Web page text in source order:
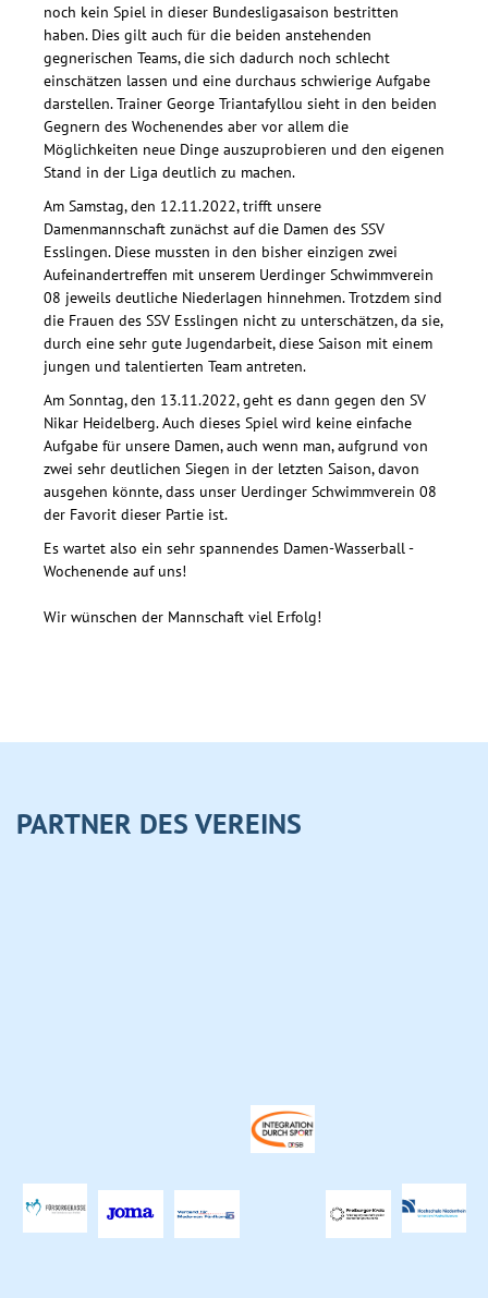
noch kein Spiel in dieser Bundesligasaison bestritten
haben. Dies gilt auch für die beiden anstehenden
gegnerischen Teams, die sich dadurch noch schlecht
einschätzen lassen und eine durchaus schwierige Aufgabe
darstellen. Trainer George Triantafyllou sieht in den beiden
Gegnern des Wochenendes aber vor allem die
Möglichkeiten neue Dinge auszuprobieren und den eigenen
Stand in der Liga deutlich zu machen.
Am Samstag, den 12.11.2022, trifft unsere
Damenmannschaft zunächst auf die Damen des SSV
Esslingen. Diese mussten in den bisher einzigen zwei
Aufeinandertreffen mit unserem Uerdinger Schwimmverein
08 jeweils deutliche Niederlagen hinnehmen. Trotzdem sind
die Frauen des SSV Esslingen nicht zu unterschätzen, da sie,
durch eine sehr gute Jugendarbeit, diese Saison mit einem
jungen und talentierten Team antreten.
Am Sonntag, den 13.11.2022, geht es dann gegen den SV
Nikar Heidelberg. Auch dieses Spiel wird keine einfache
Aufgabe für unsere Damen, auch wenn man, aufgrund von
zwei sehr deutlichen Siegen in der letzten Saison, davon
ausgehen könnte, dass unser Uerdinger Schwimmverein 08
der Favorit dieser Partie ist.
Es wartet also ein sehr spannendes Damen-Wasserball -
Wochenende auf uns!
Wir wünschen der Mannschaft viel Erfolg!
PARTNER DES VEREINS